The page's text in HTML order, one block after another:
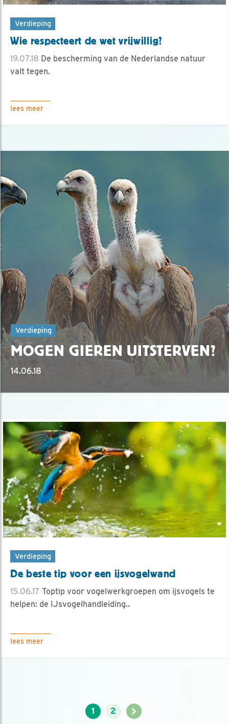
Verdieping
Wie respecteert de wet vrijwillig?
19.07.18 De bescherming van de Nederlandse natuur
valt tegen.
lees meer
Verdieping
MOGEN GIEREN UITSTERVEN?
14.06.18
Verdieping
De beste tip voor een ijsvogelwand
15.06.17 Toptip voor vogelwerkgroepen om ijsvogels te
helpen: de IJsvogelhandleiding..
lees meer
1 2 >